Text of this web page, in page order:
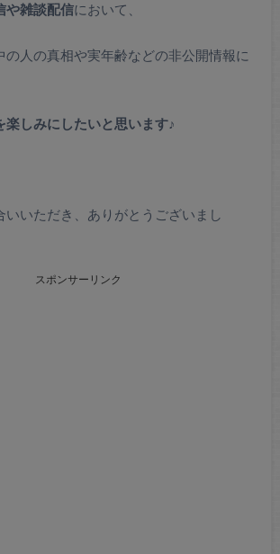
や雑談配信において、
の人の真相や実年齢などの非公開情報に
楽しみにしたいと思います♪
いいただき、ありがとうございまし
スポンサーリンク